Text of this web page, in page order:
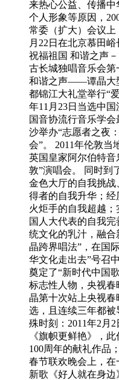
来热心公益、传播
个人形象等原因，
常委（扩大）会议
月22日在北京慕田
祝福祖国 和谐之声
古长城独唱音乐会第
和谐之声——谭晶大
都锦江大礼堂举行“
年11月23日当选中
国音协流行音乐学
沙举办“志愿者之夜
会”。 2011年伦敦当
英国皇家阿尔伯特
敦”演唱会。 同时到
金色大厅的自我挑
得者的自我升华；
火炬手的自我超越；
国人大代表的自我
统文化的乳汁，融
晶跨界唱法”，在国
华文化走出去”号召
奠定了“新时代中国
标志性人物，央视春
晶第十次站上央视春
选，且连续三年都
殊时刻：2011年2月
《旗帜更鲜艳》，
100周年的献礼作品
春节联欢晚会上，
新歌《好人就在身